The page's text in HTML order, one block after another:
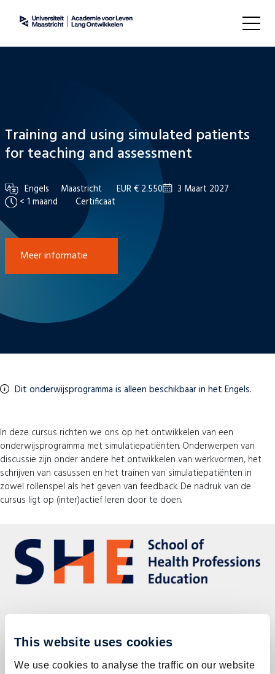
This website uses cookies
We use cookies to analyse the traffic on our website
Training and using simulated patients
for teaching and assessment
Engels Maastricht EUR € 2.550
3 Maart 2027
< 1 maand
Certificaat
Meer informatie
Dit onderwijsprogramma is alleen beschikbaar in het Engels.
In deze cursus richten we ons op het ontwikkelen van een
onderwijsprogramma met simulatiepatiënten. Onderwerpen van
discussie zijn onder andere het ontwikkelen van werkvormen, het
schrijven van casussen en het trainen van simulatiepatiënten in
zowel rollenspel als het geven van feedback. De nadruk van de
cursus ligt op (inter)actief leren door te doen.
onderwijs van zorgprofessionals, met maatschappelijke
nationaal en internationaal niveau, waaronder binnen de EU.